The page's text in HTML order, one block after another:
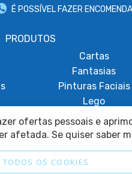
É POSSÍVEL FAZER
PRODUTOS
Cartas
Fantasias
Pinturas Faciais
Lego
Promoções
ofertas pessoais e
afetada. Se quiser saber
TODOS OS COOKIES